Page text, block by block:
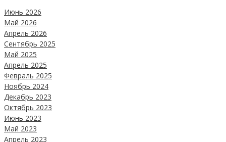
Июнь 2026
Май 2026
Апрель 2026
Сентябрь 2025
Май 2025
Апрель 2025
Февраль 2025
Ноябрь 2024
Декабрь 2023
Октябрь 2023
Июнь 2023
Май 2023
Апрель 2023